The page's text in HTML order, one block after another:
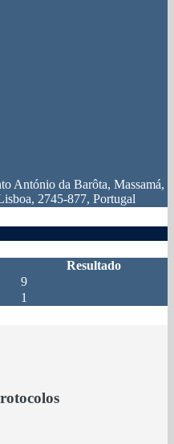
António da Barôta, Massamá,
2745-877, Portugal
Resultado
9
1